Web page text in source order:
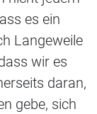
es ein
Langeweile
wir es
daran,
gebe, sich